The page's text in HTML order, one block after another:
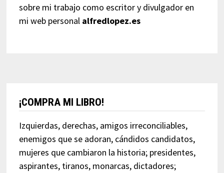
sobre mi trabajo como escritor y divulgador en
mi web personal alfredlopez.es
¡COMPRA MI LIBRO!
Izquierdas, derechas, amigos irreconciliables,
enemigos que se adoran, cándidos candidatos,
mujeres que cambiaron la historia; presidentes,
aspirantes, tiranos, monarcas, dictadores;